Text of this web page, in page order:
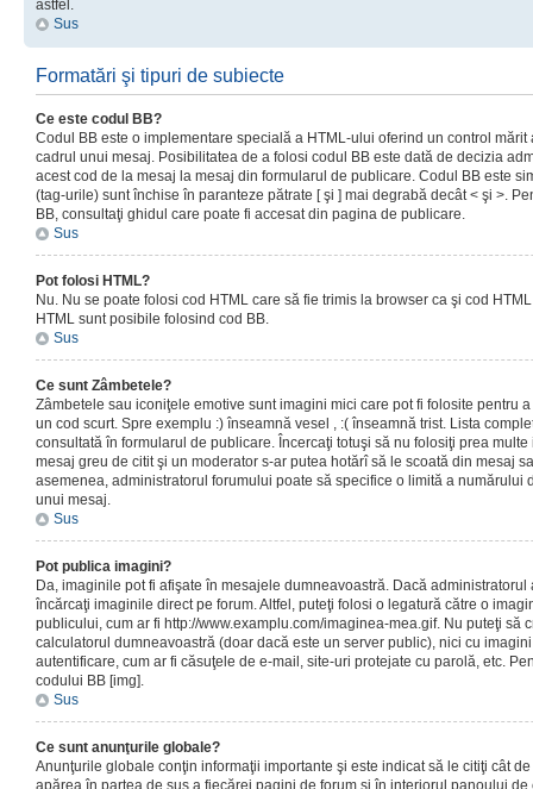
astfel.
Sus
Formatări şi tipuri de subiecte
Ce este codul BB?
Codul BB este o implementare specială a HTML-ului oferind un control
cadrul unui mesaj. Posibilitatea de a folosi codul BB este dată de decizia
acest cod de la mesaj la mesaj din formularul de publicare. Codul BB este
(tag-urile) sunt închise în paranteze pătrate [ şi ] mai degrabă decât < şi >.
BB, consultaţi ghidul care poate fi accesat din pagina de publicare.
Sus
Pot folosi HTML?
Nu. Nu se poate folosi cod HTML care să fie trimis la browser ca şi cod
HTML sunt posibile folosind cod BB.
Sus
Ce sunt Zâmbetele?
Zâmbetele sau iconiţele emotive sunt imagini mici care pot fi folosite pentru
un cod scurt. Spre exemplu :) înseamnă vesel , :( înseamnă trist. Lista
consultată în formularul de publicare. Încercaţi totuşi să nu folosiţi prea
mesaj greu de citit şi un moderator s-ar putea hotărî să le scoată din mesaj
asemenea, administratorul forumului poate să specifice o limită a numărului
unui mesaj.
Sus
Pot publica imagini?
Da, imaginile pot fi afişate în mesajele dumneavoastră. Dacă
încărcaţi imaginile direct pe forum. Altfel, puteţi folosi o legatură către o
publicului, cum ar fi http://www.examplu.com/imaginea-mea.gif. Nu puteţi să
calculatorul dumneavoastră (doar dacă este un server public), nici cu
autentificare, cum ar fi căsuţele de e-mail, site-uri protejate cu parolă, etc.
codului BB [img].
Sus
Ce sunt anunţurile globale?
Anunţurile globale conţin informaţii importante şi este indicat să le citiţi cât
apărea în partea de sus a fiecărei pagini de forum şi în interiorul panoului